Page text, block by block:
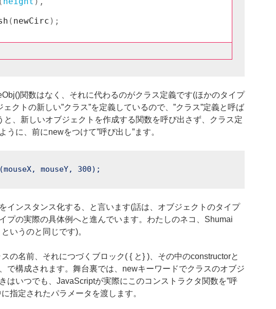
関数はなく、それに代わるのがクラス定義です(ほかのタイプ
クトの新しい”クラス”を定義しているので、”クラス”定義と呼ば
、新しいオブジェクトを作成する関数を呼び出さず、クラス定
に、前にnewをつけて”呼び出し”ます。
mouseY, 300);
インスタンス化する、と言います(話は、オブジェクトのタイプ
プの実際の具体例へと進んでいます。わたしのネコ、Shumai
いうのと同じです)。
の名前、それにつづくブロック( { と} )、その中のconstructorと
で構成されます。舞台裏では、newキーワードでクラスのオブジ
はいつでも、JavaScriptが実際にこのコンストラクタ関数を”呼
指定されたパラメータを渡します。